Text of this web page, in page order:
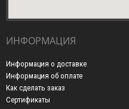
ИНФОРМАЦИЯ
Информация о доставке
Информация об оплате
Как сделать заказ
Сертификаты